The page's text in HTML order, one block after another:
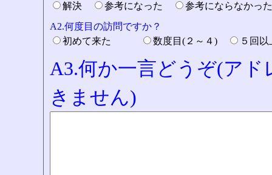
解決
参考になった
参考にならなか
A2.何度目の訪問ですか？
初めて来た
数度目(２～４) ５回
A3.何か一言どうぞ(ア
きません)